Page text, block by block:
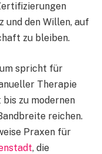
den Willen, auf
zu bleiben.
spricht für
Therapie
zu modernen
reichen.
Praxen für
, die